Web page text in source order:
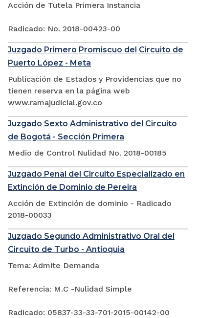
Acción de Tutela Primera Instancia
Radicado: No. 2018-00423-00
Juzgado Primero Promiscuo del Circuito de
Puerto López - Meta
Publicación de Estados y Providencias que no
tienen reserva en la página web
www.ramajudicial.gov.co
Juzgado Sexto Administrativo del Circuito
de Bogotá - Sección Primera
Medio de Control Nulidad No. 2018-00185
Juzgado Penal del Circuito Especializado en
Extinción de Dominio de Pereira
Acción de Extinción de dominio - Radicado
2018-00033
Juzgado Segundo Administrativo Oral del
Circuito de Turbo - Antioquia
Tema: Admite Demanda
Referencia: M.C -Nulidad Simple
Radicado: 05837-33-33-701-2015-00142-00